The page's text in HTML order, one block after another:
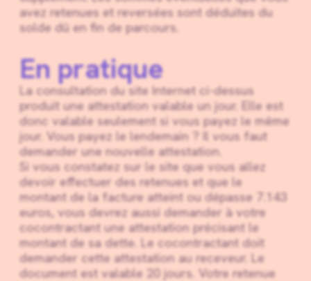
avez retenues et reversées sont déduites du
solde dû en fin de parcours.
En pratique
La consultation du site Internet ci-dessus
produit une attestation valable un jour. Elle est
donc valable seulement si vous payez le même
jour. Vous payez le lendemain ? Il vous faut
demander une nouvelle attestation.
Si vous constatez sur le site que vous allez
devoir effectuer des retenues et que le
montant de la facture atteint ou dépasse 7.143
euros, vous devrez aussi demander à votre
cocontractant une attestation précisant le
montant de sa dette. Le cocontractant doit
demander cette attestation au receveur. Le
document est valable 20 jours. Votre retenue